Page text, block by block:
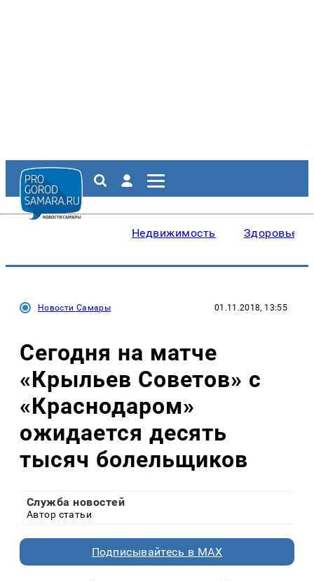
Недвижимость Здоровье
Новости Самары 01.11.2018, 13:55
Сегодня на матче
«Крыльев Советов» с
«Краснодаром»
ожидается десять
тысяч болельщиков
Служба новостей
Автор статьи
Подписывайтесь в MAX